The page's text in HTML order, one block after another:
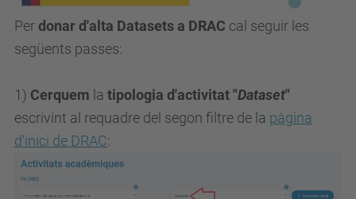
Perdonar d'alta Datasets a DRAC cal seguir les
següents passes:
1) Cerquem la tipologia d'activitat "Dataset"
escrivint al requadre del segon filtre de la pàgina
d'inici de DRAC: